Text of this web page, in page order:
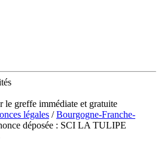
le greffe immédiate et gratuite
légales /Bourgogne-Franche-
déposée : SCI LA TULIPE